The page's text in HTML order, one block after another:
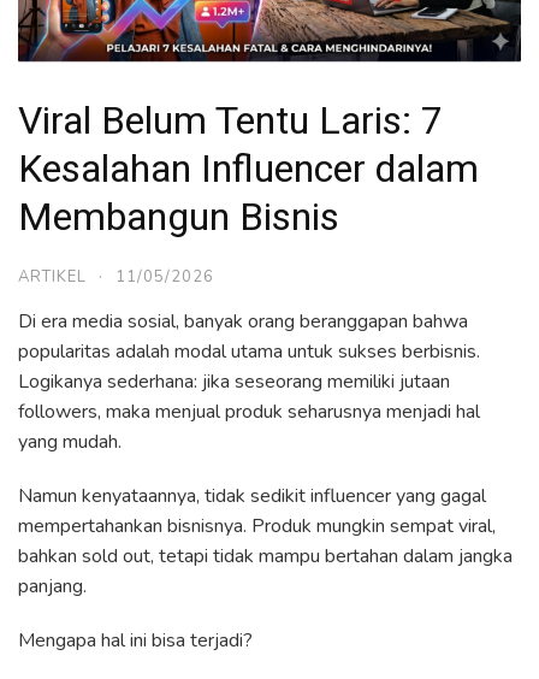
Viral Belum Tentu Laris: 7
Kesalahan Influencer dalam
Membangun Bisnis
ARTIKEL · 11/05/2026
Di era media sosial, banyak orang beranggapan bahwa
popularitas adalah modal utama untuk sukses berbisnis.
Logikanya sederhana: jika seseorang memiliki jutaan
followers, maka menjual produk seharusnya menjadi hal
yang mudah.
Namun kenyataannya, tidak sedikit influencer yang gagal
mempertahankan bisnisnya. Produk mungkin sempat viral,
bahkan sold out, tetapi tidak mampu bertahan dalam jangka
panjang.
Mengapa hal ini bisa terjadi?